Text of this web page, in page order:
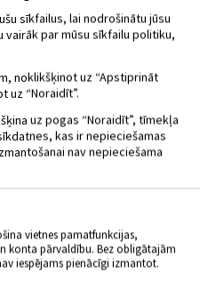
VIŅŠ, VIŅA”
ik vakaru plkst. 22.30
komēdiju “Es, tu, viņš,
dramatiska komēdija par
nolemj šķirties, taču tiesa
mūžā, bet arī par nelaimīgiem
pārvērtušās savienībā,
pienākumā. Pāris nolēmis
vērā ņemamus iemeslus
mēnesi izlīgumam.
sīkfailus, lai nodrošinātu jūsu
vairāk par mūsu sīkfailu politiku,
noklikšķinot uz “Apstiprināt
uz “Noraidīt”.
uz pogas “Noraidīt”, tīmekļa
kas ir nepieciešamas
nav nepieciešama
vietnes pamatfunkcijas,
konta pārvaldību. Bez obligātajām
iespējams pienācīgi izmantot.